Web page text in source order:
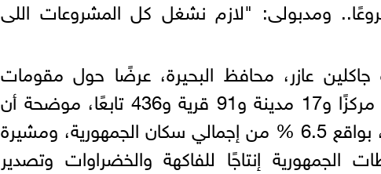
بإجمالي مشروعات 3916 مشروعًا.. ومدبولى: "لازم نشغل كل المشروعات اللى
عازر، محافظ البحيرة، عرضًا حول مقومات
المحافظة، مشيرة إلى أنها تضم 15 مركزًا و17 مدينة و91 قرية و436 تابعًا، موضحة أن
المحافظة يسكن بها 7 ملايين نسمة، بواقع 6.5 % من إجمالي سكان الجمهورية، ومشيرة
إنتاجًا للفاكهة والخضراوات وتصدير